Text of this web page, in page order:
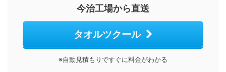
今治工場から直送
タオルツクール
※自動見積もりですぐに料金がわかる